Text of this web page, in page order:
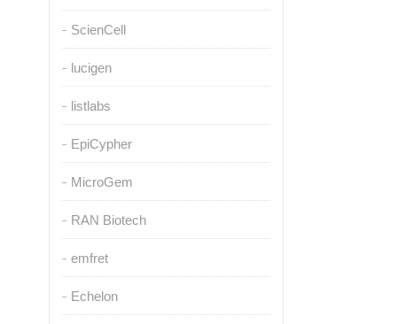
ScienCell
lucigen
listlabs
EpiCypher
MicroGem
RAN Biotech
emfret
Echelon